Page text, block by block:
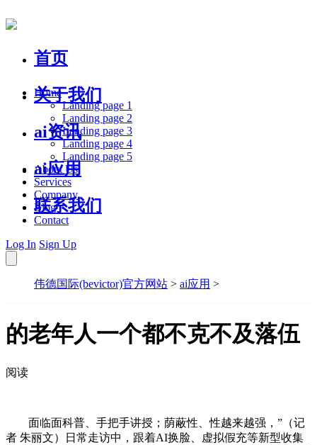
首页
关于我们
ai资讯
ai应用
联系我们
Home
Landing page 1
Landing page 2
Landing page 3
Landing page 4
Landing page 5
About Us
Services
Company
Blog
Contact
Log In Sign Up
伟德国际(bevictor)官方网站 > ai应用 >
的老年人一个都不克不及落伍
阅读
面临面科普、手把手讲授；荫蔽性、性越来越强，”（记
者 朱丽文）日常走访中，跟着AI换脸、虚拟假充等新型收集